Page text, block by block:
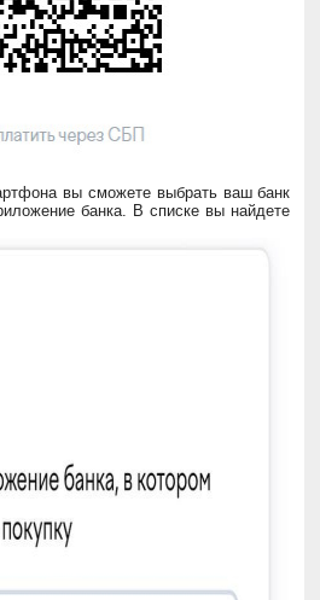
вы сможете выбрать ваш банк
банка. В списке вы найдете